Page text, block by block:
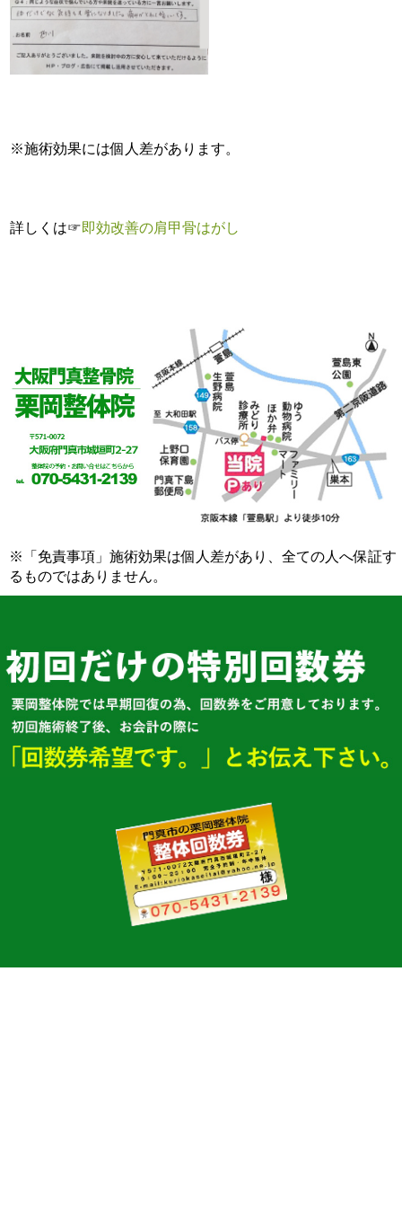
※施術効果には個人差があります。
詳しくは☞即効改善の肩甲骨はがし
※「免責事項」施術効果は個人差があり、全ての人へ保証す
るものではありません。